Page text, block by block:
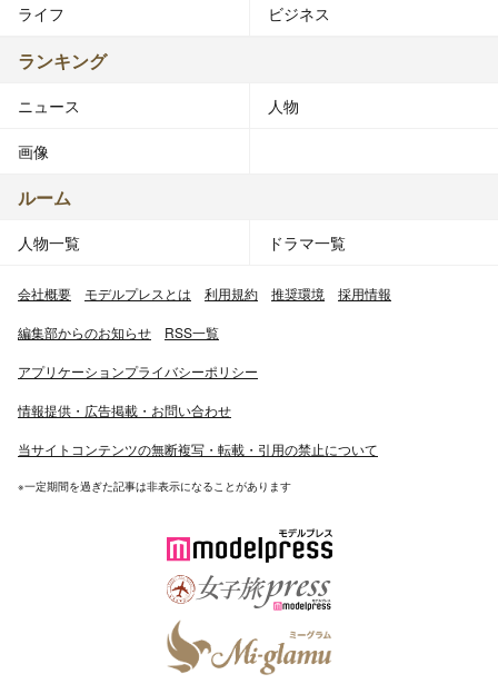
ライフ ビジネス
ランキング
ニュース 人物
画像
ルーム
人物一覧 ドラマ一覧
会社概要 モデルプレスとは 利用規約 推奨環境 採用情報
編集部からのお知らせ RSS一覧
アプリケーションプライバシーポリシー
情報提供・広告掲載・お問い合わせ
当サイトコンテンツの無断複写・転載・引用の禁止について
※一定期間を過ぎた記事は非表示になることがあります